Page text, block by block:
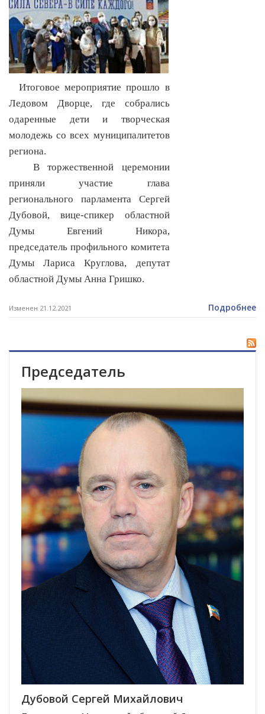
Итоговое мероприятие прошло в
Ледовом Дворце, где собрались
одаренные дети и творческая
молодежь со всех муниципалитетов
региона.
В торжественной церемонии
приняли участие глава
регионального парламента Сергей
Дубовой, вице-спикер областной
Думы Евгений Никора,
председатель профильного комитета
Думы Лариса Круглова, депутат
областной Думы Анна Гришко.
Изменен 21.12.2021 Подробнее
Председатель
Дубовой Сергей Михайлович